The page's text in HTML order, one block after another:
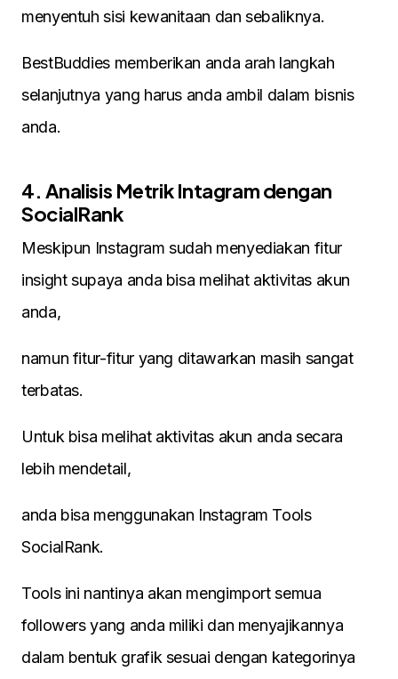
menyentuh sisi kewanitaan dan sebaliknya.
BestBuddies memberikan anda arah langkah
selanjutnya yang harus anda ambil dalam bisnis
anda.
4. Analisis Metrik Intagram dengan
SocialRank
Meskipun Instagram sudah menyediakan fitur
insight supaya anda bisa melihat aktivitas akun
anda,
namun fitur-fitur yang ditawarkan masih sangat
terbatas.
Untuk bisa melihat aktivitas akun anda secara
lebih mendetail,
anda bisa menggunakan Instagram Tools
SocialRank.
Tools ini nantinya akan mengimport semua
followers yang anda miliki dan menyajikannya
dalam bentuk grafik sesuai dengan kategorinya